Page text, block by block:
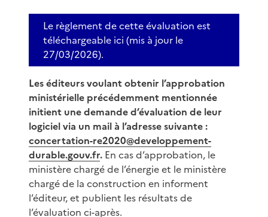
Le règlement de cette évaluation est
téléchargeable ici (mis à jour le
27/03/2026).
Les éditeurs voulant obtenir l’approbation
ministérielle précédemment mentionnée
initient une demande d’évaluation de leur
logiciel via un mail à l’adresse suivante :
concertation-re2020@developpement-
durable.gouv.fr. En cas d’approbation, le
ministère chargé de l’énergie et le ministère
chargé de la construction en informent
l’éditeur, et publient les résultats de
l’évaluation ci-après.